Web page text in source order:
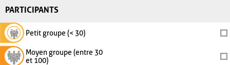
PARTICIPANTS
Petit groupe (< 30)
Moyen groupe (entre 30
et 100)